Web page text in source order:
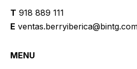
T 918 889 111
E
MENU